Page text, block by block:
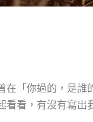
在「你過的，是
看看，有沒有寫出